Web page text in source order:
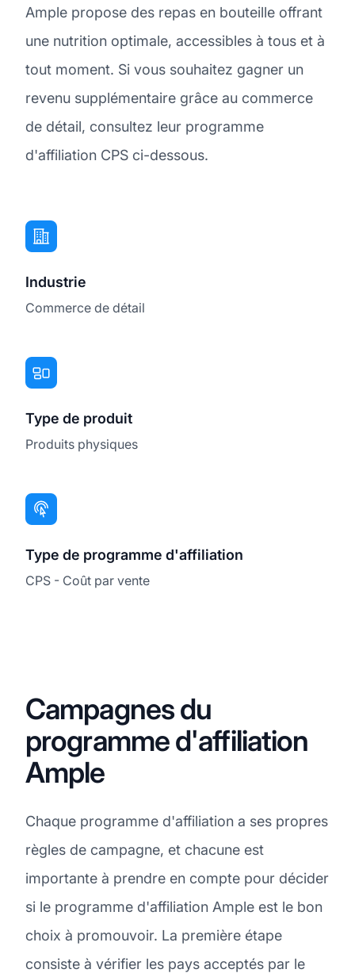
Ample propose des repas en bouteille offrant
une nutrition optimale, accessibles à tous et à
tout moment. Si vous souhaitez gagner un
revenu supplémentaire grâce au commerce
de détail, consultez leur programme
d'affiliation CPS ci-dessous.
Industrie
Commerce de détail
Type de produit
Produits physiques
Type de programme d'affiliation
CPS - Coût par vente
Campagnes du
programme d'affiliation
Ample
Chaque programme d'affiliation a ses propres
règles de campagne, et chacune est
importante à prendre en compte pour décider
si le programme d'affiliation Ample est le bon
choix à promouvoir. La première étape
consiste à vérifier les pays acceptés par le